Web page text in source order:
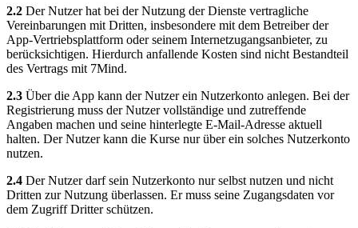
2.2 Der Nutzer hat bei der Nutzung der Dienste vertragliche
Vereinbarungen mit Dritten, insbesondere mit dem Betreiber der
App-Vertriebsplattform oder seinem Internetzugangsanbieter, zu
berücksichtigen. Hierdurch anfallende Kosten sind nicht Bestandteil
des Vertrags mit 7Mind.
2.3 Über die App kann der Nutzer ein Nutzerkonto anlegen. Bei der
Registrierung muss der Nutzer vollständige und zutreffende
Angaben machen und seine hinterlegte E-Mail-Adresse aktuell
halten. Der Nutzer kann die Kurse nur über ein solches Nutzerkonto
nutzen.
2.4 Der Nutzer darf sein Nutzerkonto nur selbst nutzen und nicht
Dritten zur Nutzung überlassen. Er muss seine Zugangsdaten vor
dem Zugriff Dritter schützen.